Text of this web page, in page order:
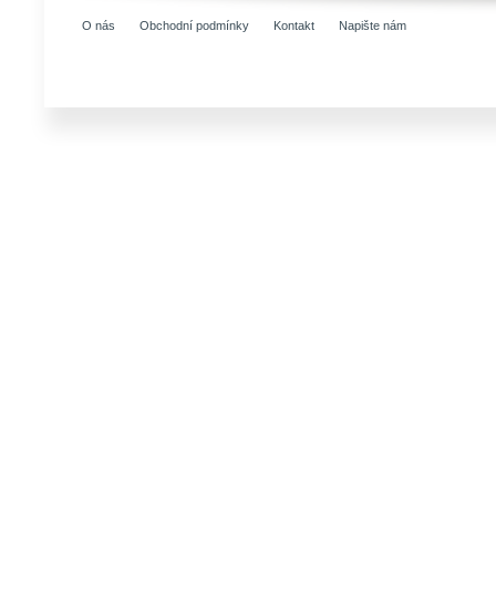
O nás Obchodní podmínky Kontakt Napište nám